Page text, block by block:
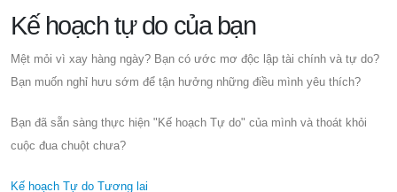
Kế hoạch tự do của bạn
Mệt mỏi vì xay hàng ngày? Bạn có ước mơ độc lập tài chính và tự do?
Bạn muốn nghỉ hưu sớm để tận hưởng những điều mình yêu thích?
Bạn đã sẵn sàng thực hiện "Kế hoạch Tự do" của mình và thoát khỏi
cuộc đua chuột chưa?
Kế hoạch Tự do Tương lai